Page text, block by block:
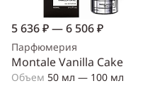
5 636 ₽ — 6 506 ₽
Парфюмерия
Montale Vanilla Cake
Объем 50 мл — 100 мл